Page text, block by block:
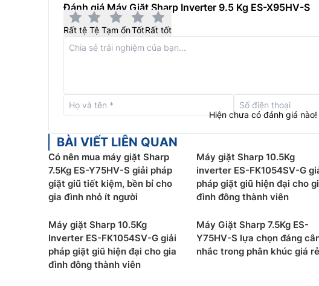
Máy giặt Sharp lồng đứngES-X95HV-S được trang bị
quá trình vận hành sẽ máy sẽ tự động điều chỉnh vòng
hợp, giúp tiết kiệm điện tối ưu. Ngoài ra, tốc độ quay phù
chạy êm ái và bền bỉ.
Tính năng thêm đồ khi máy đang vận hành
Đánh giá Máy Giặt Sharp Inverter 9.5 Kg ES-X95HV-S
Rất tệ Tệ Tạm ổnTốtRất tốt
Hiện chưa có đánh giá nào!
BÀI VIẾT LIÊN QUAN
Có nên mua máy giặt Sharp
7.5Kg ES-Y75HV-S giải pháp
giặt giũ tiết kiệm, bền bỉ cho
gia đình nhỏ ít người
Máy giặt Sharp 10.5Kg
inverter ES-FK1054SV-G
pháp giặt giũ hiện đại cho
đình đông thành viên
Máy giặt Sharp 10.5Kg
Inverter ES-FK1054SV-G giải
pháp giặt giũ hiện đại cho gia
đình đông thành viên
Máy Giặt Sharp 7.5Kg ES-
Y75HV-S lựa chọn đáng
nhắc trong phân khúc giá rẻ